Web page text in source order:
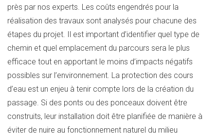
près par nos experts. Les coûts engendrés pour la
réalisation des travaux sont analysés pour chacune des
étapes du projet. Il est important d’identifier quel type de
chemin et quel emplacement du parcours sera le plus
efficace tout en apportant le moins d’impacts négatifs
possibles sur l’environnement. La protection des cours
d’eau est un enjeu à tenir compte lors de la création du
passage. Si des ponts ou des ponceaux doivent être
construits, leur installation doit être planifiée de manière à
éviter de nuire au fonctionnement naturel du milieu